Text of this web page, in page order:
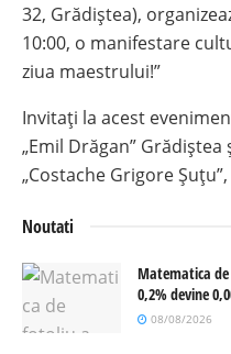
32, Grădiștea),
10:00, o manifestare
ziua maestrului!”
Invitați la acest
„Emil Drăgan”
„Costache Grigore
Noutati
Matematica
0,2% devine
08/08/2026